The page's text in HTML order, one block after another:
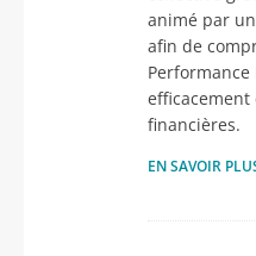
animé par un
afin de
financières.
EN SAVOIR